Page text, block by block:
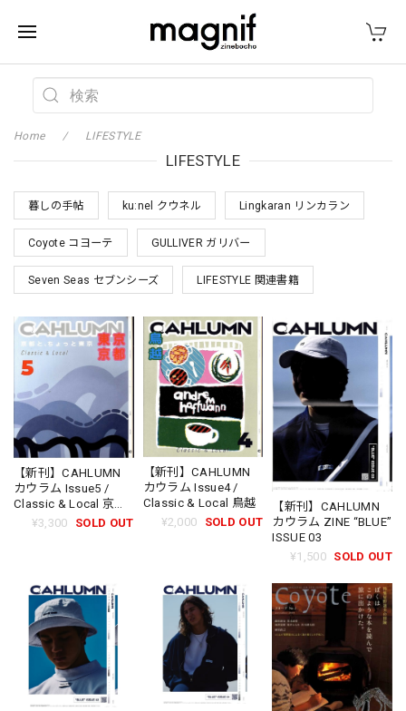
Home LIFESTYLE
LIFESTYLE
暮しの手帖 ku:nel クウネル Lingkaran リンカラン
Coyote コヨーテ GULLIVER ガリバー
Seven Seas セブンシーズ LIFESTYLE 関連書籍
【新刊】CAHLUMN
カウラム Issue5 /
Classic & Local 京都
と、ちょっと東京
¥3,300 SOLD OUT
【新刊】CAHLUMN
カウラム Issue4 /
Classic & Local 鳥越
¥2,000
SOLD OUT
【新刊】CAHLUMN
カウラム ZINE “BLUE”
ISSUE 03
¥1,500 SOLD OUT